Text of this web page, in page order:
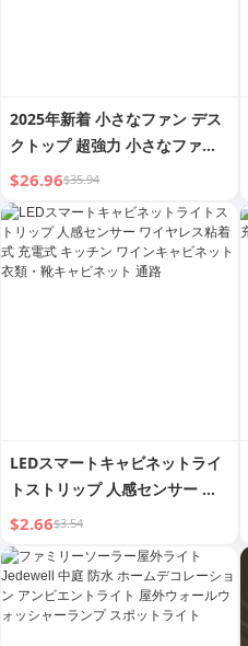
2025年新着 小さなファン デス
クトップ 超強力 小さなファン
サイレント オフィスデスク 充
電 学生ファン 冷房エアコン ミ
ニデスクトップ ポータブルファ
ン 小さな寮 USBステーション
$26.96$35.94
LEDスマートキャビネットライ
トストリップ 人感センサー ワ
イヤレス粘着式 充電式 キッチ
ン ワインキャビネット 衣類・
靴キャビネット 通路
$2.66$3.54